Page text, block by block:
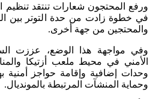
ورفع المحتجون شعارات تنتقد تنظيم
في خطوة زادت من حدة التوتر بين
والمحتجين من جهة أخرى.
وفي مواجهة هذا الوضع، عززت
الأمني في محيط ملعب أزتيكا
وحدات إضافية وإقامة حواجز أمنية
وحماية المنشآت المرتبطة بالمونديال.